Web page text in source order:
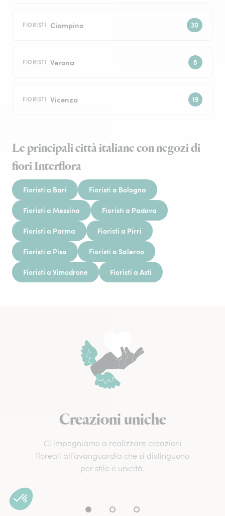
FIORISTI Ciampino
FIORISTI Verona
FIORISTI Vicenza
Le principali città italiane con negozi di
fiori Interflora
Fioristi a Bari Fioristi a Bologna
Fioristi a Messina Fioristi a Padova
Fioristi a Parma Fioristi a Pirri
Fioristi a Pisa Fioristi a Salerno
Fioristi a Vimodrone Fioristi a Asti
Creazioni uniche
Ci impegniamo a realizzare creazioni
floreali all’avanguardia che si distinguono
per stile e unicità.